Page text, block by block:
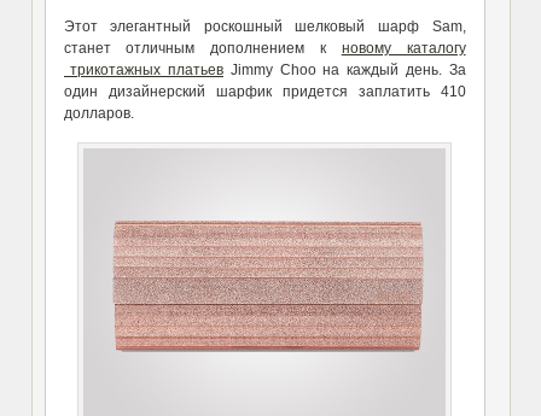
Этот элегантный роскошный шелковый шарф Sam,
станет отличным дополнением к новому каталогу
трикотажных платьев Jimmy Choo на каждый день. За
один дизайнерский шарфик придется заплатить 410
долларов.